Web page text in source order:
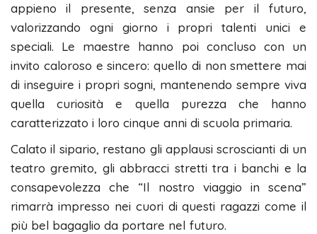
appieno il presente, senza ansie per il futuro,
valorizzando ogni giorno i propri talenti unici e
speciali. Le maestre hanno poi concluso con un
invito caloroso e sincero: quello di non smettere mai
di inseguire i propri sogni, mantenendo sempre viva
quella curiosità e quella purezza che hanno
caratterizzato i loro cinque anni di scuola primaria.
​Calato il sipario, restano gli applausi scroscianti di un
teatro gremito, gli abbracci stretti tra i banchi e la
consapevolezza che “Il nostro viaggio in scena”
rimarrà impresso nei cuori di questi ragazzi come il
più bel bagaglio da portare nel futuro.